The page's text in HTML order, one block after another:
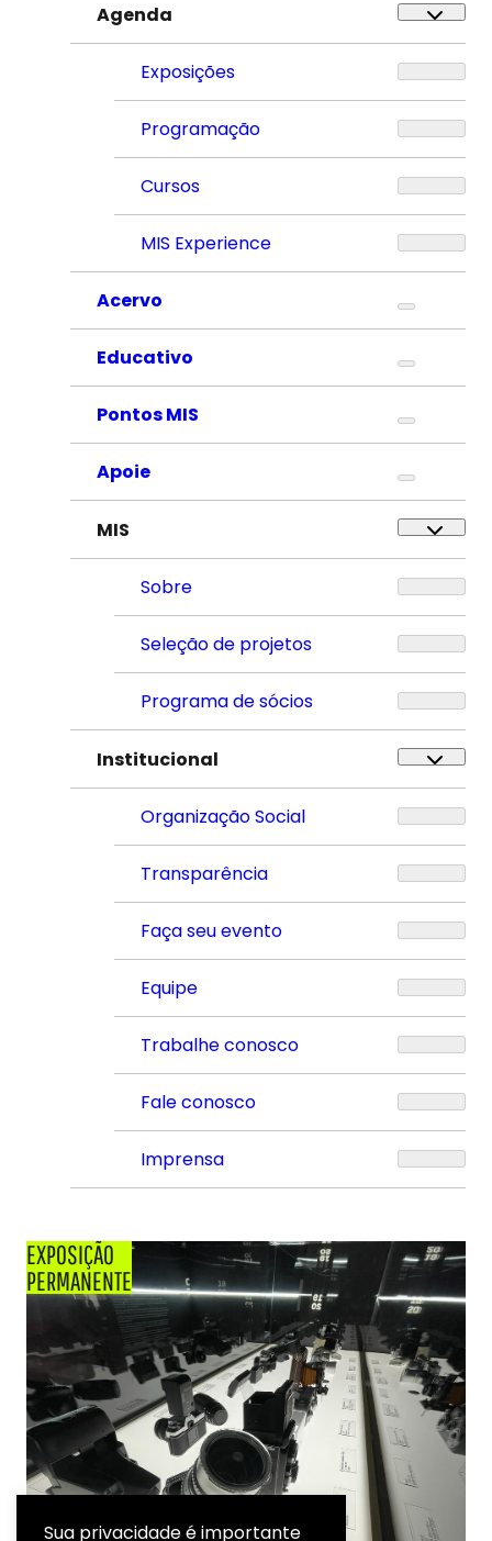
Agenda
Exposições
Programação
Cursos
MIS Experience
Acervo
Educativo
Pontos MIS
Apoie
MIS
Sobre
Seleção de projetos
Programa de sócios
Institucional
Organização Social
Transparência
Faça seu evento
Equipe
Trabalhe conosco
Fale conosco
Imprensa
EXPOSIÇÃO
PERMANENTE
Sua privacidade é importante